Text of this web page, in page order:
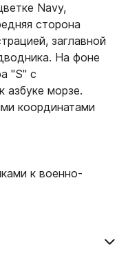
Navy,
сторона
заглавной
На фоне
"S" с
азбуке морзе.
координатами
к военно-